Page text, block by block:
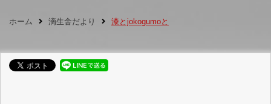
ホーム 滴生舎だより 漆とjokogumoと